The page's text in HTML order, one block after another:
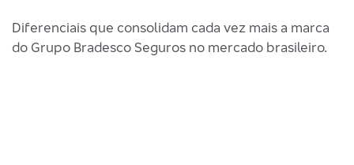
Diferenciais que consolidam cada vez mais a marca
do Grupo Bradesco Seguros no mercado brasileiro.